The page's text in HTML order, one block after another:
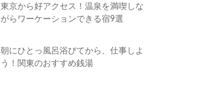
東京から好アクセス！温泉を満喫しな
がらワーケーションできる宿9選
朝にひとっ風呂浴びてから、仕事しよ
う！関東のおすすめ銭湯